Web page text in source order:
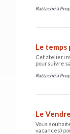
Rattaché à
Le temps
Cet atelier
poursuivre
Rattaché à
Le
Vous
vacances)